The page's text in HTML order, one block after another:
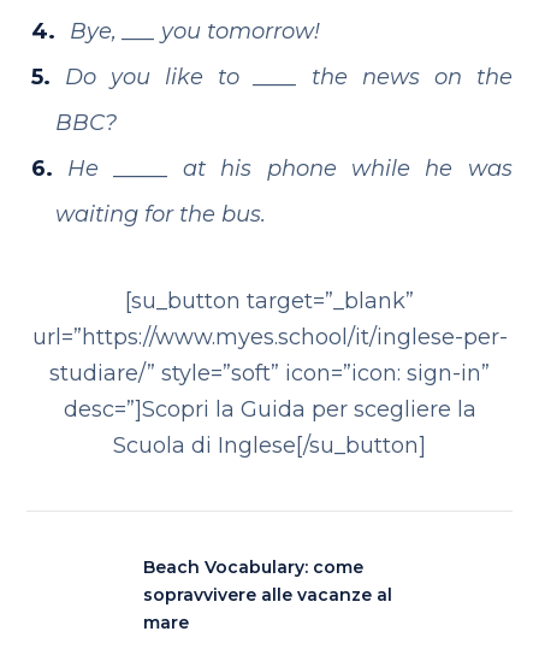
Bye, ___ you tomorrow!
Do you like to ____ the news on the
BBC?
He _____ at his phone while he was
waiting for the bus.
[su_button target=”_blank”
url=”https://www.myes.school/it/inglese-per-
studiare/” style=”soft” icon=”icon: sign-in”
desc=”]Scopri la Guida per scegliere la
Scuola di Inglese[/su_button]
Beach Vocabulary: come
sopravvivere alle vacanze al
mare